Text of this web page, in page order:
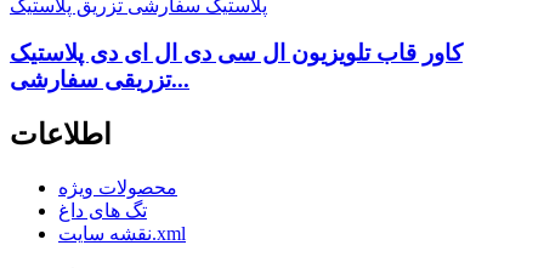
کاور قاب تلویزیون ال سی دی ال ای دی پلاستیک
تزریقی سفارشی...
اطلاعات
محصولات ویژه
تگ های داغ
نقشه سایت.xml